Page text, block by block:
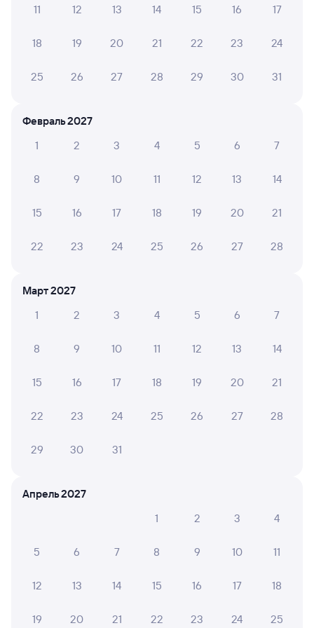
Отели
Билеты на поезд Кропачёво
11 12 13 14 15 16 17
18 19 20 21 22 23 24
25 26 27 28 29 30 31
Февраль 2027
1
2 3 4 5 6 7
8 9 10 11 12 13 14
15 16 17 18 19 20 21
22 23 24 25 26 27 28
Март 2027
1
2 3 4 5 6 7
8 9 10 11 12 13 14
15 16 17 18 19 20 21
22 23 24 25 26 27 28
29 30 31
Апрель 2027
1
2 3 4
5 6 7 8 9 10 11
12 13 14 15 16 17 18
19 20 21 22 23 24 25